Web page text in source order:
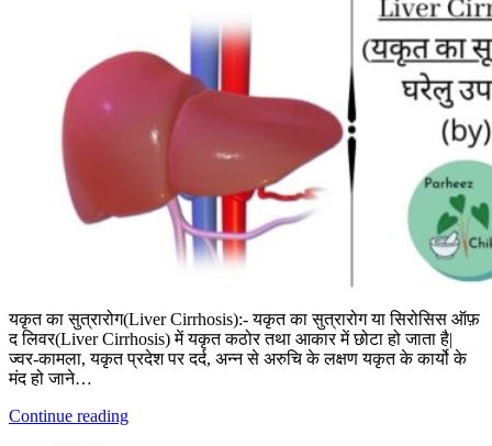
यकृत का सुत्रारोग(Liver Cirrhosis):- यकृत का सुत्रारोग या सिरोसिस ऑफ़
द लिवर(Liver Cirrhosis) में यकृत कठोर तथा आकार में छोटा हो जाता है|
ज्वर-कामला, यकृत प्रदेश पर दर्द, अन्न से अरुचि के लक्षण यकृत के कार्यो के
मंद हो जाने…
Continue reading